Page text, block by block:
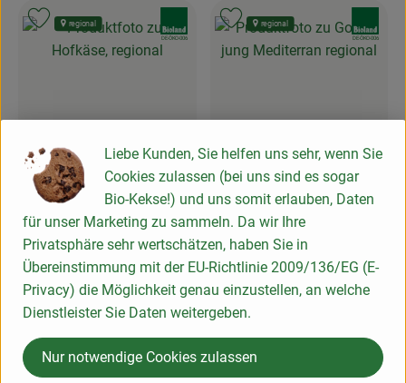
, Preis:
28,50 €
Hofkäse, regional
, Herkunft:
Deutschland
Produkt zum Warenkorb hinzufügen
, Kontrollstelle:
DE-ÖKO-006
regional
Produkt zu Favouriten hinzufügen
, Preis:
25,90 € / kg
Gouda jung Mediterran
regional
, Herkunft:
Deutschland
, Kontrollstelle:
DE-ÖKO-006
regional
Produkt zu Favouriten hinzufügen
, Verband:
regional
Produkt zu Favouriten hinzufügen
, Verband:
Liebe Kunden, Sie helfen uns sehr, wenn Sie
Cookies zulassen (bei uns sind es sogar
Bio-Kekse!) und uns somit erlauben, Daten
für unser Marketing zu sammeln. Da wir Ihre
Privatsphäre sehr wertschätzen, haben Sie in
Übereinstimmung mit der EU-Richtlinie 2009/136/EG (E-
Privacy) die Möglichkeit genau einzustellen, an welche
Dienstleister Sie Daten weitergeben.
Nur notwendige Cookies zulassen